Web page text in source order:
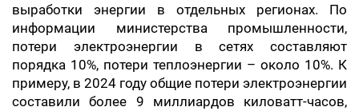
выработки энергии в отдельных регионах. По
информации министерства промышленности,
потери электроэнергии в сетях составляют
порядка 10%, потери теплоэнергии – около 10%. К
примеру, в 2024 году общие потери электроэнергии
составили более 9 миллиардов киловатт-часов,